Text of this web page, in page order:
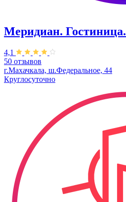
Меридиан. Гостиница.
4,1
50 отзывов
г.Махачкала, ш.Федеральное, 44
Круглосуточно